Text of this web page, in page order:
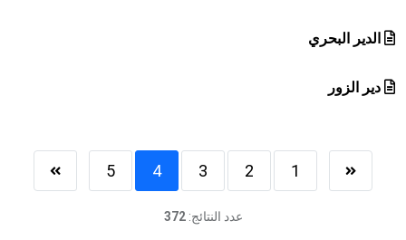
الدير البحري
دير الزور
1
2
3
4
5
عدد النتائج:372